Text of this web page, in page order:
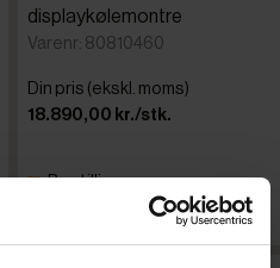
displaykølemontre
Varenr: 80810460
Din pris (ekskl. moms)
18.890,00 kr./stk.
Bestillingsvare
Læg i kurv